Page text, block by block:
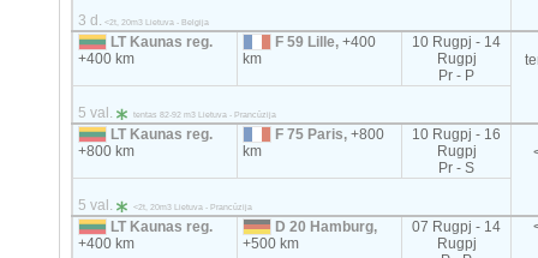
3 d. <2t, 20m3 Lietuva - Belgija
LT Kaunas reg.
+400 km
F 59 Lille,+400
km
10 Rugpj - 14
Rugpj
Pr - P
5 val. tentas 82-92 m3 Lietuva - Prancūzija
LT Kaunas reg.
+800 km
F 75 Paris,+800
km
10 Rugpj - 16
Rugpj
Pr - S
5 val. <2t, 20m3 Lietuva - Prancūzija
LT Kaunas reg.
+400 km
D 20 Hamburg,
+500 km
07 Rugpj - 14
Rugpj